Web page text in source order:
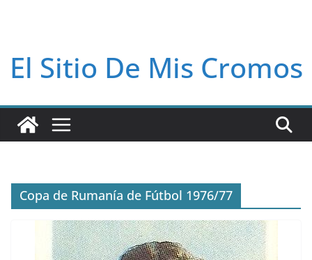
El Sitio De Mis Cromos
Copa de Rumanía de Fútbol 1976/77